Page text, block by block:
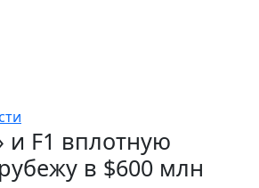
и F1 вплотную
в $600 млн